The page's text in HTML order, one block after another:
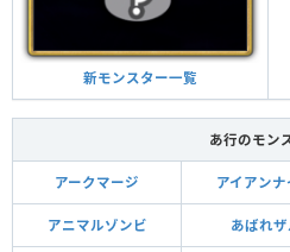
新モンスター一覧
あ行のモン
アークマージ アイアンナ
アニマルゾンビ あばれザ